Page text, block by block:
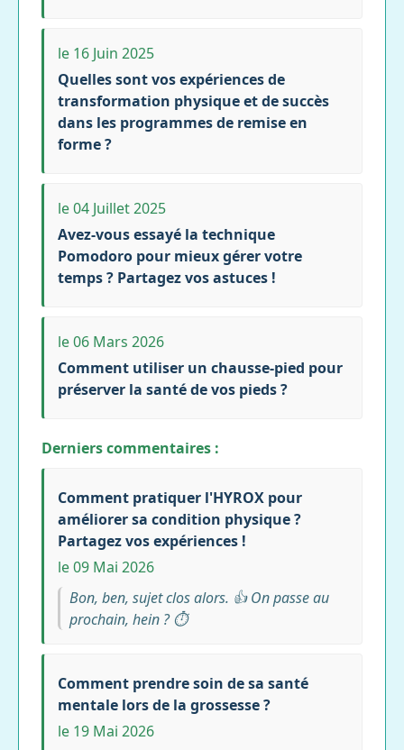
le 16 Juin 2025
Quelles sont vos expériences de
transformation physique et de succès
dans les programmes de remise en
forme ?
le 04 Juillet 2025
Avez-vous essayé la technique
Pomodoro pour mieux gérer votre
temps ? Partagez vos astuces !
le 06 Mars 2026
Comment utiliser un chausse-pied pour
préserver la santé de vos pieds ?
Derniers commentaires :
Comment pratiquer l'HYROX pour
améliorer sa condition physique ?
Partagez vos expériences !
le 09 Mai 2026
Bon, ben, sujet clos alors. 👍 On passe au
prochain, hein ? ⏱️
Comment prendre soin de sa santé
mentale lors de la grossesse ?
le 19 Mai 2026